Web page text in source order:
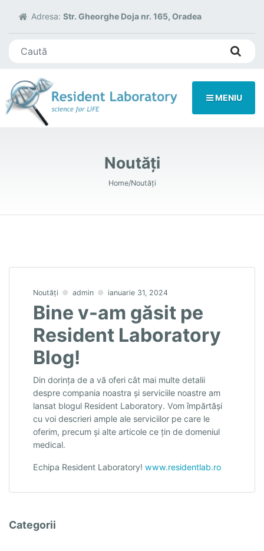
Adresa: Str. Gheorghe Doja nr. 165, Oradea
MENIU
Noutăți
Home Noutăți
Noutăți admin ianuarie 31, 2024
Bine v-am găsit pe
Resident Laboratory
Blog!
Din dorința de a vă oferi cât mai multe detalii
despre compania noastra și serviciile noastre am
lansat blogul Resident Laboratory. Vom împărtăși
cu voi descrieri ample ale serviciilor pe care le
oferim, precum și alte articole ce țin de domeniul
medical.
Echipa Resident Laboratory! www.residentlab.ro
Categorii